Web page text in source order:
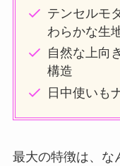
テンセルモ
わらかな生
自然な上向
構造
日中使いも
最大の特徴は、な